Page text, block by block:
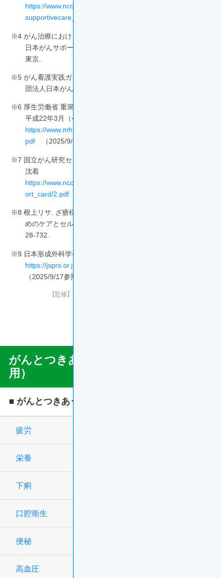
https://www.ncc.go.jp/jp/ncce/division/pharmacy/kouganzai/
supportivecare_skin.html
※4 がん治療におけるアピアランスケアガイドライン 2021年版,
日本がんサポーティブケア学会 編, 金原出版, 2021年10月,
東京.
※5 がん看護実践ガイド 分子標的治療薬とケア, 監修; 一般社
団法人日本がん看護学会, 医学書院, 2016年11月, 東京.
※6 厚生労働省 重篤副作用疾患別対応マニュアル 手足症候群
平成22年3月（令和元年9月改定）
https://www.mhlw.go.jp/topics/2006/11/dl/tp1122-1q01_r01.
pdf （2025/9/17参照）
※7 国立がん研究センター中央病院看護部 皮膚の変化・色素
沈着
https://www.ncc.go.jp/jp/ncch/division/nursing/division/supp
ort_card/2.pdf
※8 根上リサ. ざ瘡様皮疹・皮膚乾燥・爪囲炎 ～治療継続のた
めのケアとセルフマネジメント支援～. がん看護2019; 24: 7
28-732.
※9 日本形成外科学会 陥入爪、巻き爪
https://jsprs.or.jp/member/disease/other/kannyuso.html
（2025/9/17参照）
【監修】帝京大学医学部内科学講座腫瘍内科 渡邊清高 先生
Confront
Associate
がんとつきあう（がん治療の副作
用）
■ がんとつきあう
疲労
栄養
下痢
口腔衛生
便秘
高血圧